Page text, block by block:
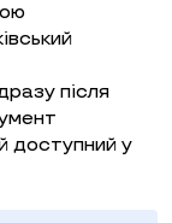
після
доступний у